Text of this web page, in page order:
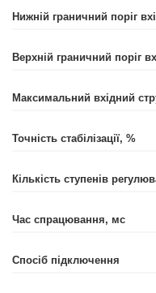
Нижній граничний поріг
Верхній граничний поріг
Максимальний вхідний
Точність стабілізації, %
Кількість ступенів
Час спрацювання, мс
Спосіб підключення